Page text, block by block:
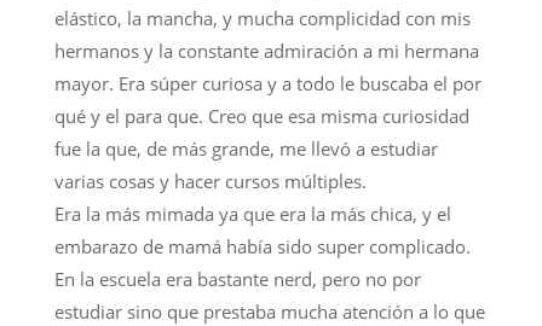
elástico, la mancha, y mucha complicidad con mis
hermanos y la constante admiración a mi hermana
mayor. Era súper curiosa y a todo le buscaba el por
qué y el para que. Creo que esa misma curiosidad
fue la que, de más grande, me llevó a estudiar
varias cosas y hacer cursos múltiples.
Era la más mimada ya que era la más chica, y el
embarazo de mamá había sido super complicado.
En la escuela era bastante nerd, pero no por
estudiar sino que prestaba mucha atención a lo que